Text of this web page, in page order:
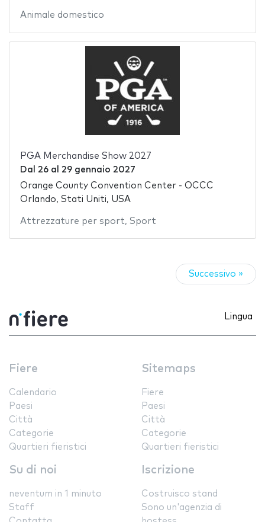
Animale domestico
PGA Merchandise Show 2027
Dal 26al 29 gennaio 2027
Orange County Convention Center - OCCC
Orlando, Stati Uniti, USA
Attrezzature per sport, Sport
Successivo »
Lingua
Fiere
Calendario
Paesi
Città
Categorie
Quartieri fieristici
Sitemaps
Fiere
Paesi
Città
Categorie
Quartieri fieristici
Su di noi
neventum in 1 minuto
Staff
Iscrizione
Costruisco stand
Sono un'agenzia di